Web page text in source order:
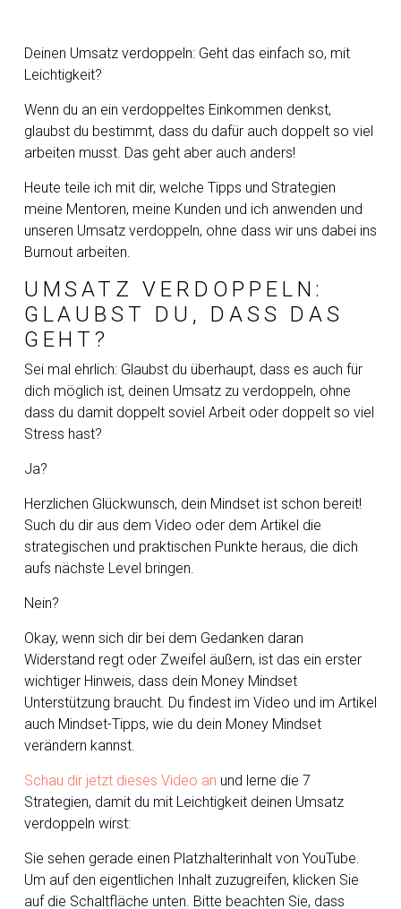
Deinen Umsatz verdoppeln: Geht das einfach so, mit
Leichtigkeit?
Wenn du an ein verdoppeltes Einkommen denkst,
glaubst du bestimmt, dass du dafür auch doppelt so viel
arbeiten musst. Das geht aber auch anders!
Heute teile ich mit dir, welche Tipps und Strategien
meine Mentoren, meine Kunden und ich anwenden und
unseren Umsatz verdoppeln, ohne dass wir uns dabei ins
Burnout arbeiten.
UMSATZ VERDOPPELN:
GLAUBST DU, DASS DAS
GEHT?
Sei mal ehrlich: Glaubst du überhaupt, dass es auch für
dich möglich ist, deinen Umsatz zu verdoppeln, ohne
dass du damit doppelt soviel Arbeit oder doppelt so viel
Stress hast?
Ja?
Herzlichen Glückwunsch, dein Mindset ist schon bereit!
Such du dir aus dem Video oder dem Artikel die
strategischen und praktischen Punkte heraus, die dich
aufs nächste Level bringen.
Nein?
Okay, wenn sich dir bei dem Gedanken daran
Widerstand regt oder Zweifel äußern, ist das ein erster
wichtiger Hinweis, dass dein Money Mindset
Unterstützung braucht. Du findest im Video und im Artikel
auch Mindset-Tipps, wie du dein Money Mindset
verändern kannst.
Schau dir jetzt dieses Video an und lerne die 7
Strategien, damit du mit Leichtigkeit deinen Umsatz
verdoppeln wirst:
Sie sehen gerade einen Platzhalterinhalt von YouTube.
Um auf den eigentlichen Inhalt zuzugreifen, klicken Sie
auf die Schaltfläche unten. Bitte beachten Sie, dass